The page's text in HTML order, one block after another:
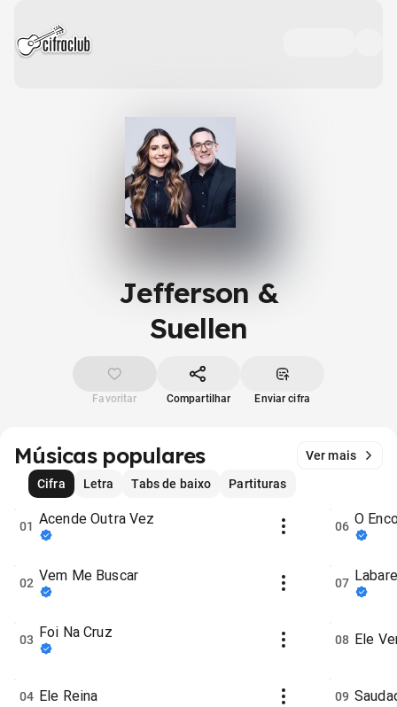
Jefferson &
Suellen
Favoritar Compartilhar Enviar cifra
Músicas populares
Ver mais
Cifra
Letra Tabs de baixo Partituras
01 Acende Outra Vez
02 Vem Me Buscar
03 Foi Na Cruz
04 Ele Reina
06 O
07
08 Ele
09